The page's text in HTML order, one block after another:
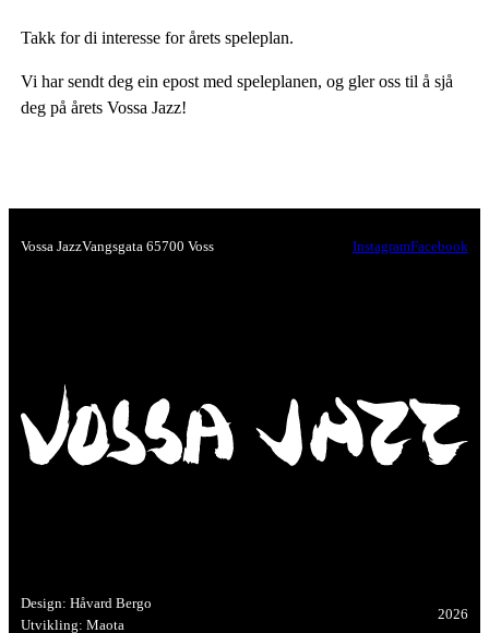
Takk for di interesse for årets speleplan.
Vi har sendt deg ein epost med speleplanen, og gler oss til å sjå
deg på årets Vossa Jazz!
Vossa JazzVangsgata 65700 Voss InstagramFacebook
Design: Håvard Bergo
Utvikling: Maota
2026